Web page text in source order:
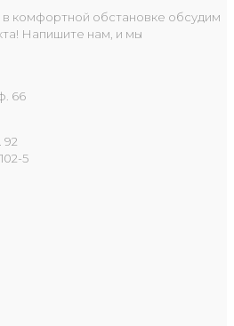
комфортной обстановке обсудим
Напишите нам, и мы
66
92
5